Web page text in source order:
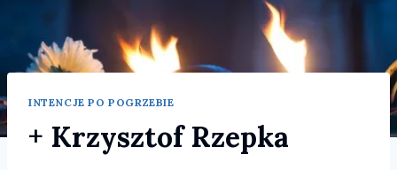
INTENCJE PO POGRZEBIE
+ Krzysztof Rzepka